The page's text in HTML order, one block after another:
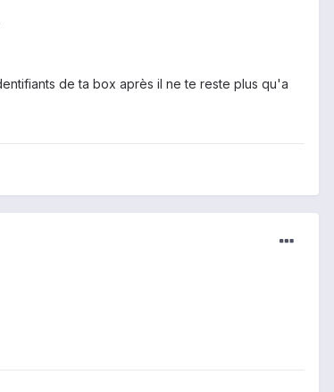
de ta box après il ne te reste plus qu'a